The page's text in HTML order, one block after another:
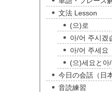
文法 Lesson
(으)로
아/어 주시겠
아/어 주세요
(으)세요と아
今日の会話（日
音読練習